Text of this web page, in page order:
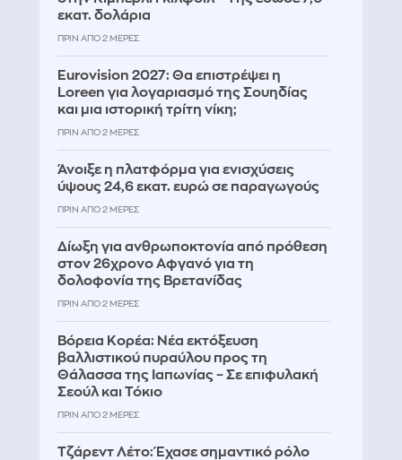
εκατ. δολάρια
ΠΡΙΝ ΑΠΌ 2 ΜΈΡΕΣ
Eurovision 2027: Θα επιστρέψει η
Loreen για λογαριασμό της Σουηδίας
και μια ιστορική τρίτη νίκη;
ΠΡΙΝ ΑΠΌ 2 ΜΈΡΕΣ
Άνοιξε η πλατφόρμα για ενισχύσεις
ύψους 24,6 εκατ. ευρώ σε παραγωγούς
ΠΡΙΝ ΑΠΌ 2 ΜΈΡΕΣ
Δίωξη για ανθρωποκτονία από πρόθεση
στον 26χρονο Αφγανό για τη
δολοφονία της Βρετανίδας
ΠΡΙΝ ΑΠΌ 2 ΜΈΡΕΣ
Βόρεια Κορέα: Νέα εκτόξευση
βαλλιστικού πυραύλου προς τη
Θάλασσα της Ιαπωνίας – Σε επιφυλακή
Σεούλ και Τόκιο
ΠΡΙΝ ΑΠΌ 2 ΜΈΡΕΣ
Τζάρεντ Λέτο: Έχασε σημαντικό ρόλο